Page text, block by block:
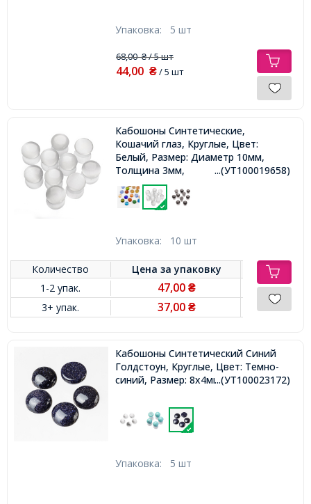
Упаковка: 5 шт
68,00₴/ 5 шт
44,00 ₴/ 5 шт
Кабошоны Синтетические,
Кошачий глаз, Круглые, Цвет:
Белый, Размер: Диаметр 10мм,
Толщина 3мм,
...(УТ100019658)
Упаковка: 10 шт
Количество Цена заупаковку
1-2 упак.
47,00₴
3+ упак. 37,00₴
Кабошоны Синтетический Синий
Голдстоун, Круглые, Цвет: Темно-
синий, Размер: 8x4мм...(УТ100023172)
Упаковка: 5 шт